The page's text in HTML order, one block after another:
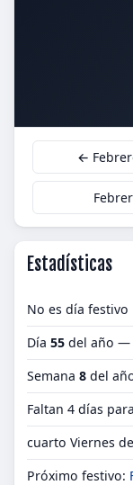
←
Estadísticas
No es día festivo
Día 55 del año —
Semana 8 del
Faltan 4 días
cuarto Viernes
Próximo festivo: